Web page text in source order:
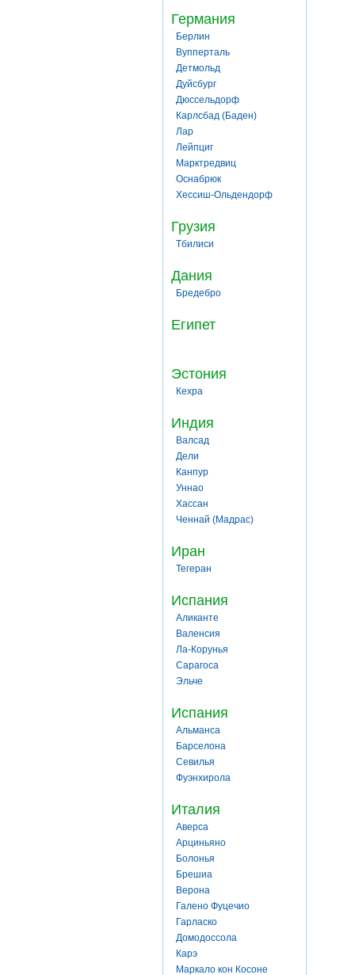
Германия
Берлин
Вупперталь
Детмольд
Дуйсбург
Дюссельдорф
Карлсбад (Баден)
Лар
Лейпциг
Марктредвиц
Оснабрюк
Хессиш-Ольдендорф
Грузия
Тбилиси
Дания
Бредебро
Египет
Эстония
Кехра
Индия
Валсад
Дели
Канпур
Уннао
Хассан
Ченнай (Мадрас)
Иран
Тегеран
Испания
Аликанте
Валенсия
Ла-Корунья
Сарагоса
Эльче
Испания
Альманса
Барселона
Севилья
Фуэнхирола
Италия
Аверса
Арциньяно
Болонья
Брешиа
Верона
Галено Фуцечио
Гарласко
Домодоссола
Карэ
Маркало кон Косоне